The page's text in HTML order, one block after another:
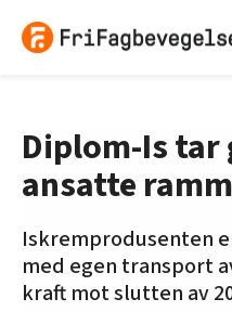
Diplom-Is tar
ansatte
Iskremprodusenten
med egen transport
kraft mot slutten av